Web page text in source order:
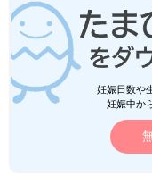
妊娠日数や
妊娠中か